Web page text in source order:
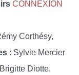
CONNEXION
Corthésy,
: Sylvie Mercier
Diotte,